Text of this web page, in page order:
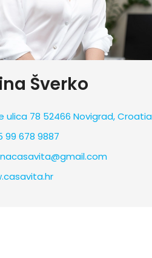
Šverko
ulica 78 52466 Novigrad, Croatia
99 678 9887